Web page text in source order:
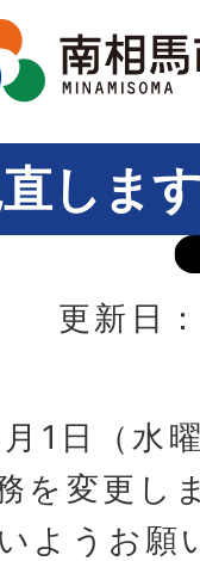
しま
更新日
1日（水
を変更し
ようお願